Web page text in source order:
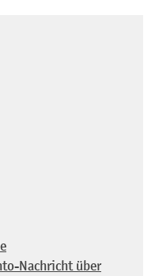
Nachricht über